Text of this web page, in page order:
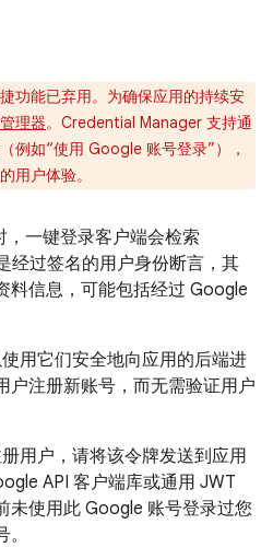
功能已弃用。为确保应用的持续安
理器。Credential Manager 支持通
例如“使用 Google 账号登录”），
用户体验。
一键登录客户端会检索
经过签名的用户身份断言，其
料信息，可能包括经过 Google
用它们安全地向应用的后端进
户注册新账号，而无需验证用户
用户，请将该令牌发送到应用
API 客户端库或通用 JWT
未使用此 Google 账号登录过您